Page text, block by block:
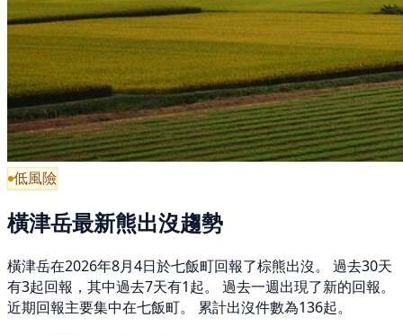
低風險
橫津岳最新熊出沒趨勢
橫津岳在2026年8月4日於七飯町回報了棕熊出沒。 過去30天
有3起回報，其中過去7天有1起。 過去一週出現了新的回報。
近期回報主要集中在七飯町。 累計出沒件數為136起。